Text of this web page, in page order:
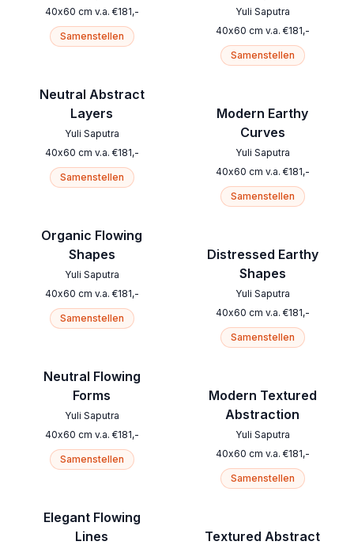
40x60 cm v.a. €181,-
Samenstellen
Neutral Abstract
Layers
Yuli Saputra
40x60 cm v.a. €181,-
Samenstellen
Organic Flowing
Shapes
Yuli Saputra
40x60 cm v.a. €181,-
Samenstellen
Neutral Flowing
Forms
Yuli Saputra
40x60 cm v.a. €181,-
Samenstellen
Elegant Flowing
Lines
Yuli Saputra
40x60 cm v.a. €181,-
Samenstellen
Modern Earthy
Curves
Yuli Saputra
40x60 cm v.a. €181,-
Samenstellen
Distressed Earthy
Shapes
Yuli Saputra
40x60 cm v.a. €181,-
Samenstellen
Modern Textured
Abstraction
Yuli Saputra
40x60 cm v.a. €181,-
Samenstellen
Textured Abstract